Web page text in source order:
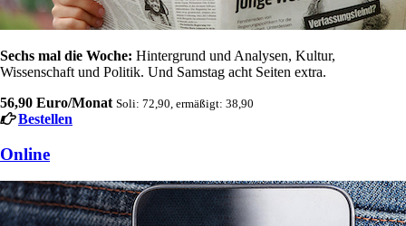
Sechs mal die Woche: Hintergrund und Analysen, Kultur,
Wissenschaft und Politik. Und Samstag acht Seiten extra.
56,90 Euro/Monat Soli: 72,90, ermäßigt: 38,90
Bestellen
Online